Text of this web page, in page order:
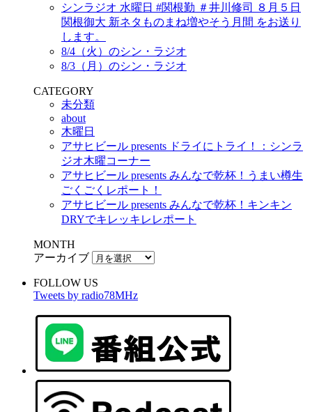
シンラジオ 水曜日 #関根勤 ＃井川修司 ８月５日
関根御大 新ネタものまね増やそう月間 をお送り
します。
8/4（火）のシン・ラジオ
8/3（月）のシン・ラジオ
CATEGORY
未分類
about
木曜日
アサヒビール presents ドライにトライ！：シンラ
ジオ木曜コーナー
アサヒビール presents みんなで乾杯！うまい樽生
ごくごくレポート！
アサヒビール presents みんなで乾杯！キンキン
DRYでキレッキレレポート
MONTH
アーカイブ
FOLLOW US
Tweets by radio78MHz